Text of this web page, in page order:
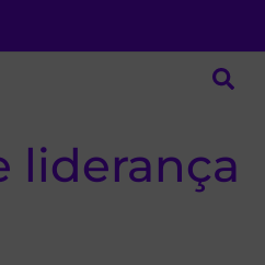
liderança